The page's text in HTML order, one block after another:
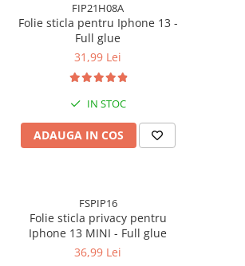
FIP21H08A
Folie sticla pentru Iphone 13 -
Full glue
31,99 Lei
IN STOC
ADAUGA IN COS
FSPIP16
Folie sticla privacy pentru
Iphone 13 MINI - Full glue
36,99 Lei